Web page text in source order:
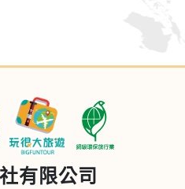
有限公司